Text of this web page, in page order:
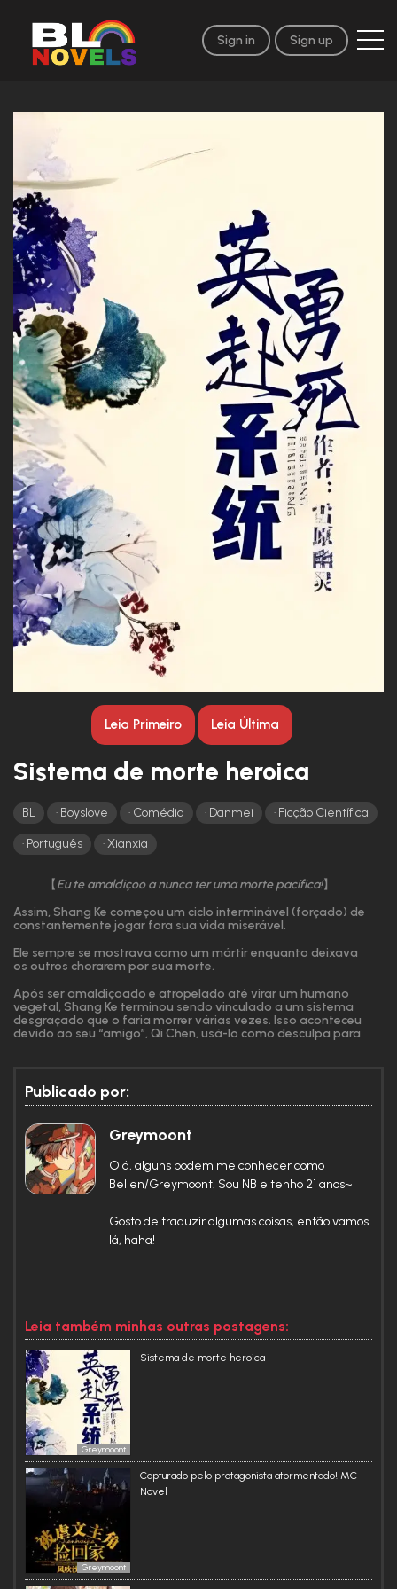
Sign in Sign up
Leia Primeiro Leia Última
Sistema de morte heroica
BL Boyslove Comédia Danmei Ficção Científica
Português Xianxia
【Eu te amaldiçoo a nunca ter uma morte pacífica!】
Assim, Shang Ke começou um ciclo interminável (forçado) de
constantemente jogar fora sua vida miserável.
Ele sempre se mostrava como um mártir enquanto deixava
os outros chorarem por sua morte.
Após ser amaldiçoado e atropelado até virar um humano
vegetal, Shang Ke terminou sendo vinculado a um sistema
desgraçado que o faria morrer várias vezes. Isso aconteceu
devido ao seu “amigo”, Qi Chen, usá-lo como desculpa para
Ele experimentaria assim, por si mesmo, a “emoção” do
herói.
Publicado por:
Greymoont
Olá, alguns podem me conhecer como
Bellen/Greymoont! Sou NB e tenho 21 anos~
Gosto de traduzir algumas coisas, então vamos
lá, haha!
Leia também minhas outras postagens:
Greymoont
Sistema de morte heroica
Greymoont
Capturado pelo protagonista atormentado! MC
Novel